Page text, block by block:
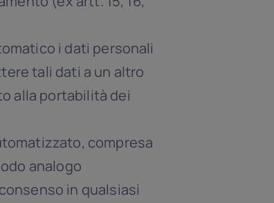
i dati personali
tali dati a un altro
alla portabilità dei
compresa
analogo
in qualsiasi